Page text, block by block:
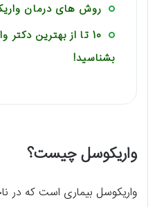
روش های درمان
10 تا از بهترین
بشناسید!
واریکوسل چیست؟
واریکوسل بیماری است که در